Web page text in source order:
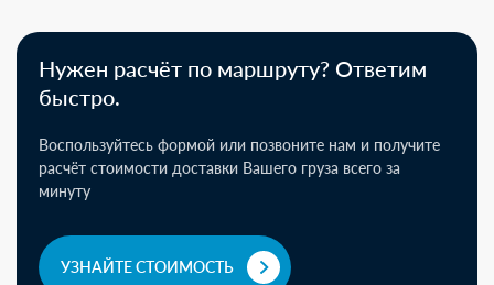
Нужен расчёт по маршруту? Ответим
быстро.
Воспользуйтесь формой или позвоните нам и получите
расчёт стоимости доставки Вашего груза всего за
минуту
УЗНАЙТЕ СТОИМОСТЬ